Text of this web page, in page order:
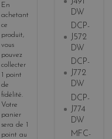
En
achetant
ce
produit,
vous
pouvez
collecter
1 point
de
fidélité.
Votre
panier
sera de 1
point au
DW
DCP-
J572
DW
DCP-
J772
DW
DCP-
J774
DW
MFC-